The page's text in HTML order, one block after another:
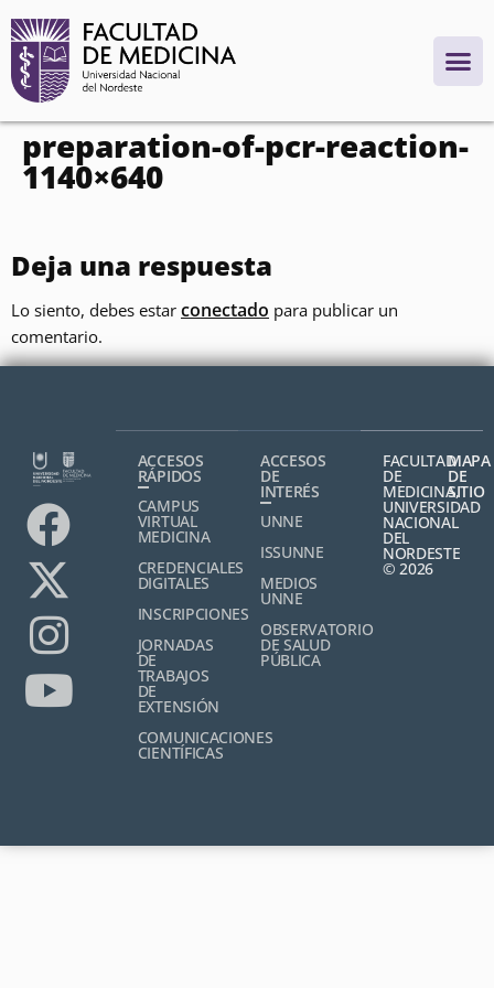
contenido
preparation-of-pcr-reaction-
1140×640
Deja una respuesta
Lo siento, debes estar conectado para publicar un
comentario.
ACCESOS
RÁPIDOS
CAMPUS
VIRTUAL
MEDICINA
CREDENCIALES
DIGITALES
INSCRIPCIONES
JORNADAS
DE
TRABAJOS
DE
EXTENSIÓN
COMUNICACIONES
CIENTÍFICAS
ACCESOS
DE
INTERÉS
UNNE
ISSUNNE
MEDIOS
UNNE
OBSERVATORIO
DE SALUD
PÚBLICA
FACULTAD
DE
MEDICINA,
UNIVERSIDAD
NACIONAL
DEL
NORDESTE
© 2026
MAPA
DE
SITIO